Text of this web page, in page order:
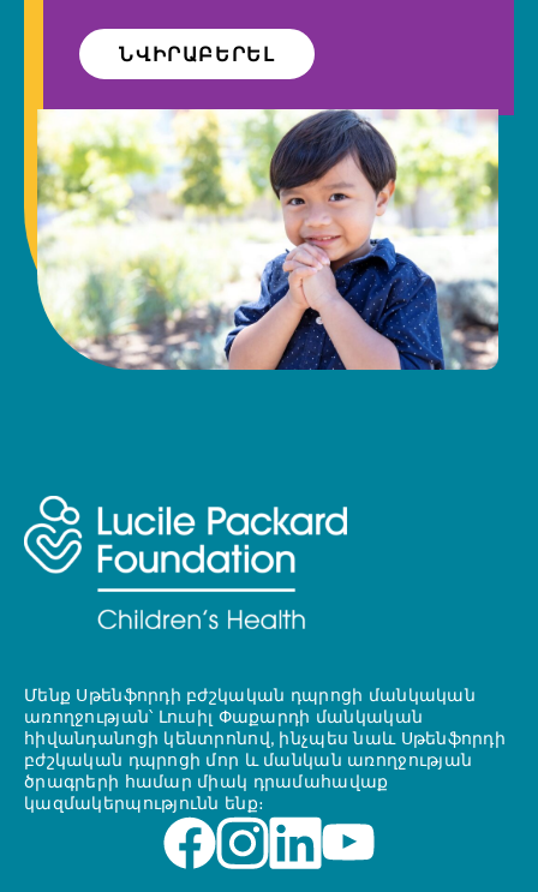
ՆՎԻՐԱԲԵՐԵԼ
Մենք Սթենֆորդի բժշկական դպրոցի մանկական
առողջության՝ Լուսիլ Փաքարդի մանկական
հիվանդանոցի կենտրոնով, ինչպես նաև Սթենֆորդի
բժշկական դպրոցի մոր և մանկան առողջության
ծրագրերի համար միակ դրամահավաք
կազմակերպությունն ենք։